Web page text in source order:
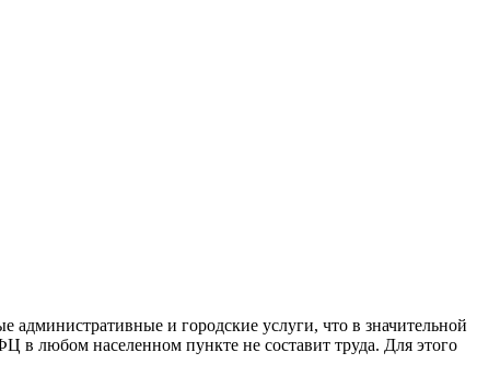
административные и городские услуги, что в значительной
в любом населенном пункте не составит труда. Для этого